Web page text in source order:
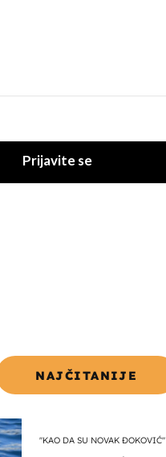
Prijavite se
NAJČITANIJE
"KAO DA SU NOVAK ĐOKOVIĆ"